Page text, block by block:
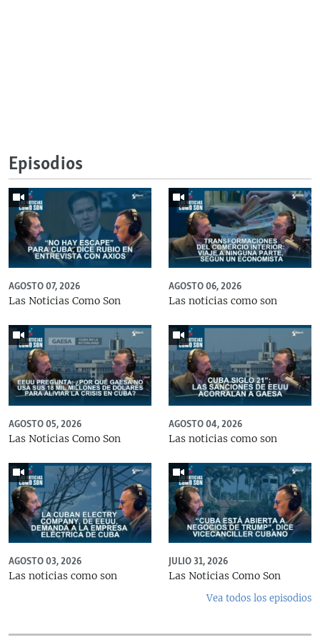
Episodios
AGOSTO 07, 2026
Las Noticias Como Son
AGOSTO 06, 2026
Las noticias como son
AGOSTO 05, 2026
Las Noticias Como Son
AGOSTO 04, 2026
Las noticias como son
AGOSTO 03, 2026
Las noticias como son
JULIO 31, 2026
Las Noticias Como Son
Vea todos los episodios